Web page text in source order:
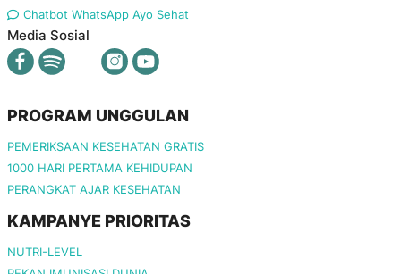
Chatbot WhatsApp Ayo Sehat
Media Sosial
PROGRAM UNGGULAN
PEMERIKSAAN KESEHATAN GRATIS
1000 HARI PERTAMA KEHIDUPAN
PERANGKAT AJAR KESEHATAN
KAMPANYE PRIORITAS
NUTRI-LEVEL